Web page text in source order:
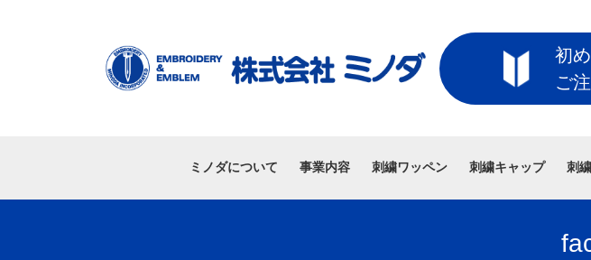
初
ご注
ミノダについて 事業内容 刺繍ワッペン 刺繍キャップ 刺